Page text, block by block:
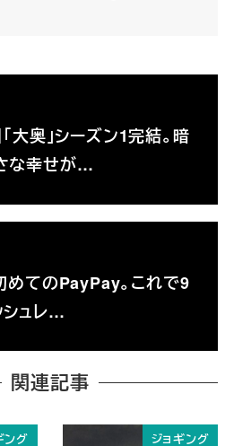
「大奥」シーズン1完結。暗
な幸せが…
めてのPayPay。これで9
シュレ…
関連記事
ング ジョギング